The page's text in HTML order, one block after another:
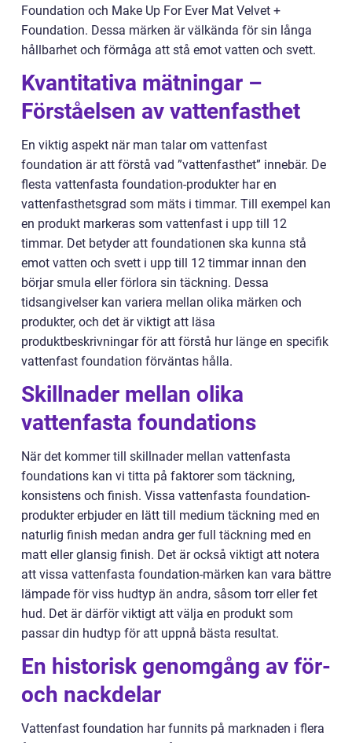
Foundation och Make Up For Ever Mat Velvet +
Foundation. Dessa märken är välkända för sin långa
hållbarhet och förmåga att stå emot vatten och svett.
Kvantitativa mätningar –
Förståelsen av vattenfasthet
En viktig aspekt när man talar om vattenfast
foundation är att förstå vad ”vattenfasthet” innebär. De
flesta vattenfasta foundation-produkter har en
vattenfasthetsgrad som mäts i timmar. Till exempel kan
en produkt markeras som vattenfast i upp till 12
timmar. Det betyder att foundationen ska kunna stå
emot vatten och svett i upp till 12 timmar innan den
börjar smula eller förlora sin täckning. Dessa
tidsangivelser kan variera mellan olika märken och
produkter, och det är viktigt att läsa
produktbeskrivningar för att förstå hur länge en specifik
vattenfast foundation förväntas hålla.
Skillnader mellan olika
vattenfasta foundations
När det kommer till skillnader mellan vattenfasta
foundations kan vi titta på faktorer som täckning,
konsistens och finish. Vissa vattenfasta foundation-
produkter erbjuder en lätt till medium täckning med en
naturlig finish medan andra ger full täckning med en
matt eller glansig finish. Det är också viktigt att notera
att vissa vattenfasta foundation-märken kan vara bättre
lämpade för viss hudtyp än andra, såsom torr eller fet
hud. Det är därför viktigt att välja en produkt som
passar din hudtyp för att uppnå bästa resultat.
En historisk genomgång av för-
och nackdelar
Vattenfast foundation har funnits på marknaden i flera